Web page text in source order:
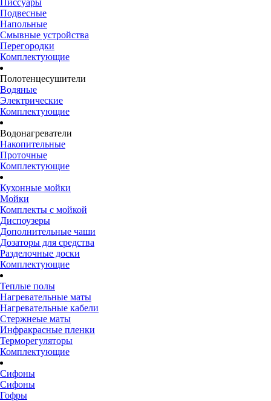
Писсуары
Подвесные
Напольные
Смывные устройства
Перегородки
Комплектующие
Полотенцесушители
Водяные
Электрические
Комплектующие
Водонагреватели
Накопительные
Проточные
Комплектующие
Кухонные мойки
Мойки
Комплекты с мойкой
Диспоузеры
Дополнительные чаши
Дозаторы для средства
Разделочные доски
Комплектующие
Теплые полы
Нагревательные маты
Нагревательные кабели
Стержнеые маты
Инфракрасные пленки
Терморегуляторы
Комплектующие
Сифоны
Сифоны
Гофры